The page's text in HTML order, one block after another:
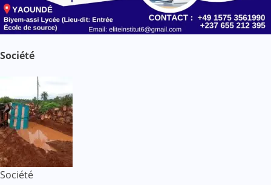
Société
Société